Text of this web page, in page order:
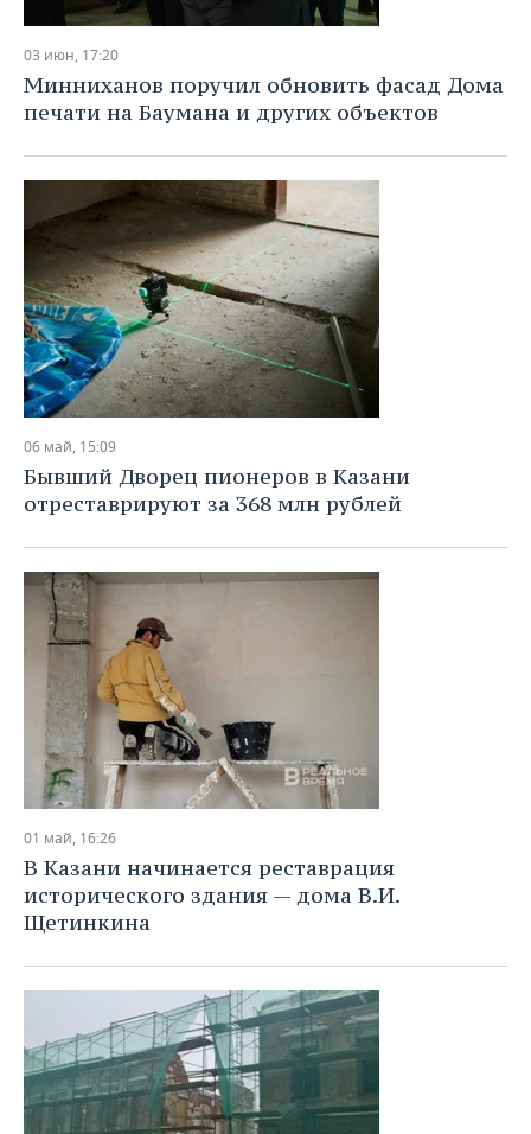
03 июн, 17:20
Минниханов поручил обновить фасад Дома
печати на Баумана и других объектов
06 май, 15:09
Бывший Дворец пионеров в Казани
отреставрируют за 368 млн рублей
01 май, 16:26
В Казани начинается реставрация
исторического здания — дома В.И.
Щетинкина